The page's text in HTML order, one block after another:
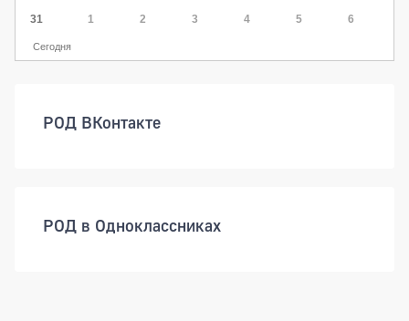
31 1 2 3 4 5 6
Сегодня
РОД ВКонтакте
РОД в Одноклассниках